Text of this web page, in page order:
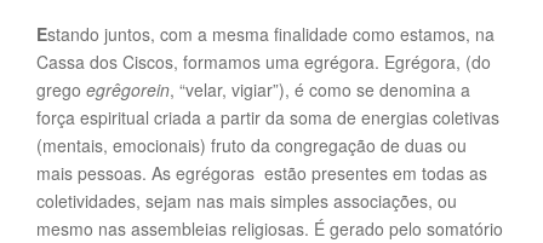
Estando juntos, com a mesma finalidade como estamos, na
Cassa dos Ciscos, formamos uma egrégora. Egrégora, (do
grego egrêgorein, “velar, vigiar”), é como se denomina a
força espiritual criada a partir da soma de energias coletivas
(mentais, emocionais) fruto da congregação de duas ou
mais pessoas. As egrégoras estão presentes em todas as
coletividades, sejam nas mais simples associações, ou
mesmo nas assembleias religiosas. É gerado pelo somatório